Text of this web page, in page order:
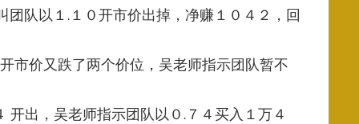
队以１.１０开市价出掉， 净赚１０４２，回
市价又跌了两个价位，吴老师指示团队暂不
出，吴老师指示团队以０.７４买入１万４